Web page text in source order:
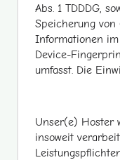
Abs. 1 TDDDG,
Speicherung von
Informationen im
Device-
umfasst. Die
Unser(e) Hoster
insoweit